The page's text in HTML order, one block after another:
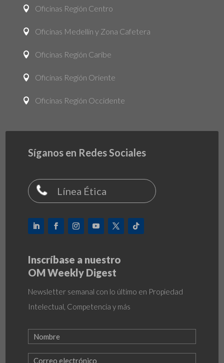
 Oficinas Región Centro
 Oficinas Medellín y Zona Cafetera
 Oficinas Región Caribe
 Oficinas Región Oriente
 Oficinas Región Occidente
Síganos en Redes Sociales
Línea Ética
Inscríbase a nuestro
OM Weekly Digest
Newsletter semanal con lo último en Propiedad
Intelectual, Competencia y más